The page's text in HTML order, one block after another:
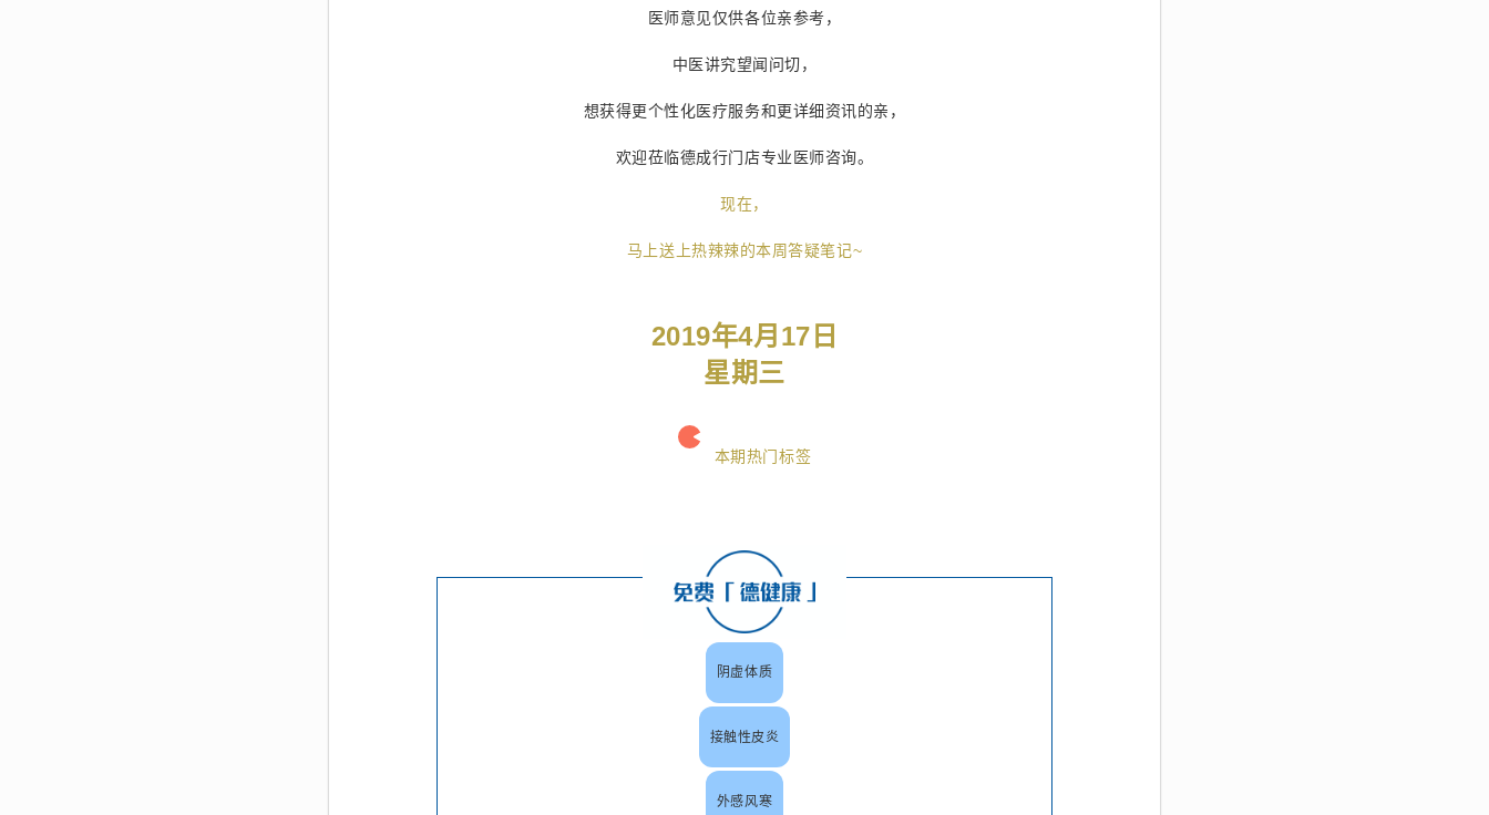
医师意见仅供各位亲参考，
中医讲究望闻问切，
想获得更个性化医疗服务和更详细资讯的亲，
欢迎莅临德成行门店专业医师咨询。
现在，
马上送上热辣辣的本周答疑笔记~
2019年4月17日
星期三
本期热门标签
阴虚体质
接触性皮炎
外感风寒